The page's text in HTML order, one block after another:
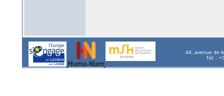
44, avenue de
Tél. :